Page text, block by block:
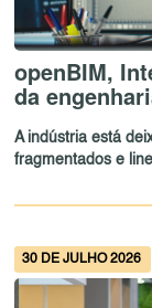
openBIM,
da
A indústria está
fragmentados e
30 DE JULHO 2026